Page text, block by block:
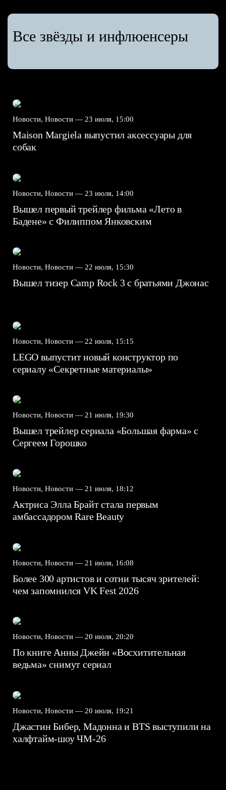
Все звёзды и инфлюенсеры
Новости, Новости — 23 июля, 15:00
Maison Margiela выпустил аксессуары для
собак
Новости, Новости — 23 июля, 14:00
Вышел первый трейлер фильма «Лето в
Бадене» с Филиппом Янковским
Новости, Новости — 22 июля, 15:30
Вышел тизер Camp Rock 3 с братьями Джонас
Новости, Новости — 22 июля, 15:15
LEGO выпустит новый конструктор по
сериалу «Секретные материалы»
Новости, Новости — 21 июля, 19:30
Вышел трейлер сериала «Большая фарма» с
Сергеем Горошко
Новости, Новости — 21 июля, 18:12
Актриса Элла Брайт стала первым
амбассадором Rare Beauty
Новости, Новости — 21 июля, 16:08
Более 300 артистов и сотни тысяч зрителей:
чем запомнился VK Fest 2026
Новости, Новости — 20 июля, 20:20
По книге Анны Джейн «Восхитительная
ведьма» снимут сериал
Новости, Новости — 20 июля, 19:21
Джастин Бибер, Мадонна и BTS выступили на
халфтайм-шоу ЧМ-26